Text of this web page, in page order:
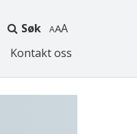
Søk A
Kontakt oss